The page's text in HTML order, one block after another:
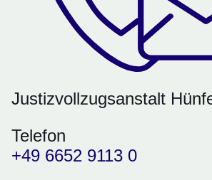
Justizvollzugsanstalt
Telefon
+49 6652 9113 0